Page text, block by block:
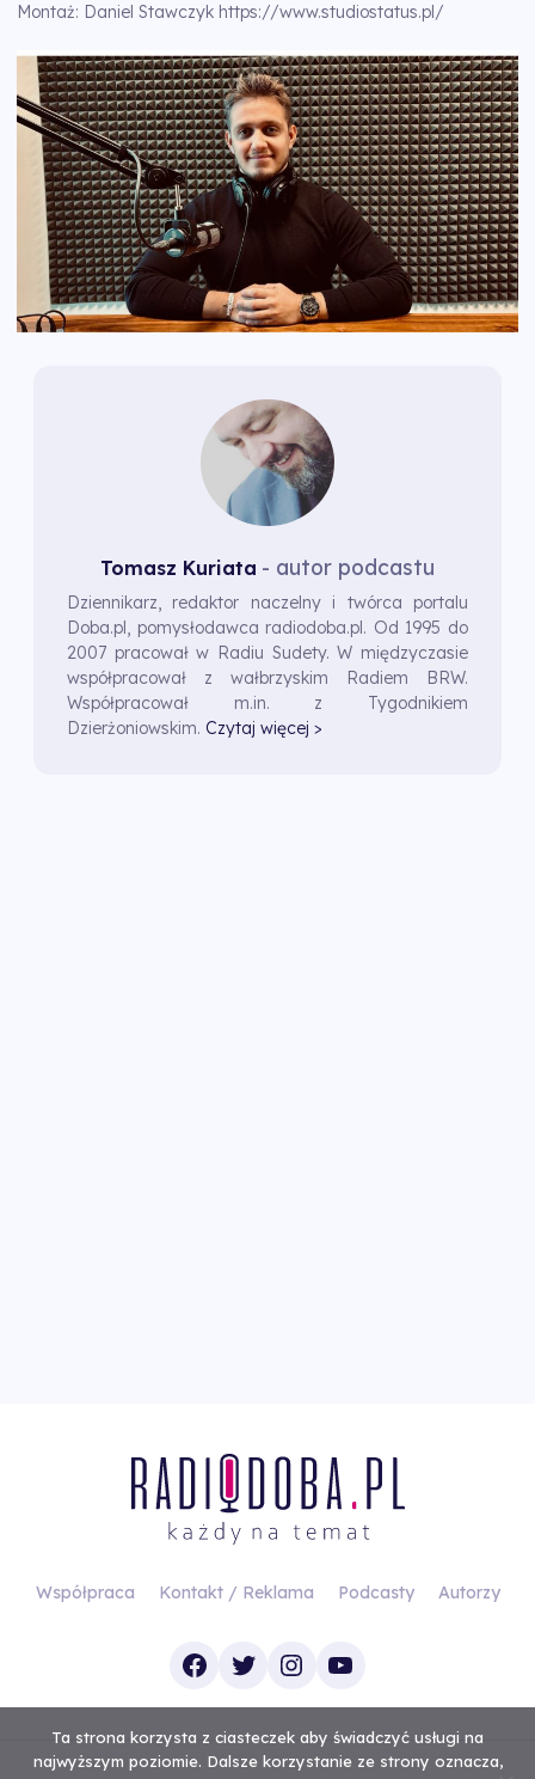
Montaż: Daniel Stawczyk https://www.studiostatus.pl/
Tomasz Kuriata - autor podcastu
Dziennikarz, redaktor naczelny i twórca portalu
Doba.pl, pomysłodawca radiodoba.pl. Od 1995 do
2007 pracował w Radiu Sudety. W międzyczasie
współpracował z wałbrzyskim Radiem BRW.
Współpracował m.in. z Tygodnikiem
Dzierżoniowskim. Czytaj więcej >
Współpraca Kontakt / Reklama Podcasty Autorzy
Facebook
TwitterInstagram
YouTube
Ta strona korzysta z ciasteczek aby świadczyć usługi na
najwyższym poziomie. Dalsze korzystanie ze strony oznacza,